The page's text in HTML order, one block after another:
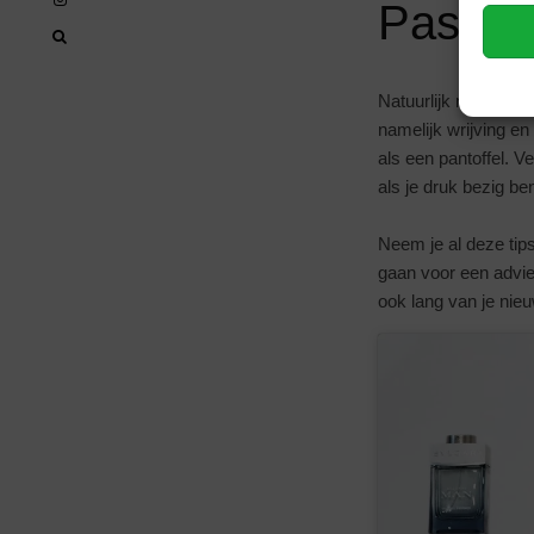
Natuurlijk moet
namelijk wrijving
als een pantoffel.
als je druk bezig
Neem je al deze
gaan voor een
ook lang van je